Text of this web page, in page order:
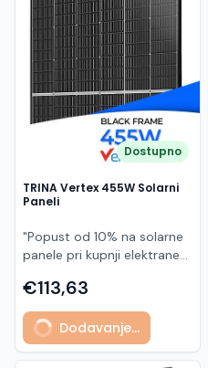
Dostupno
TRINA Vertex 455W Solarni
Paneli
"Popust od 10% na solarne
panele pri kupnji elektrane
Model TSM-455NEG9R.28
predstavlja napredni
glass/glass N-type solarni
modul s visokom
učinkovitošću, dugim
€113,63
Dodavanje...